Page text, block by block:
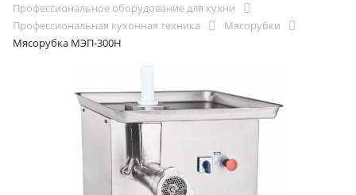
Профессиональное оборудование для кухни
Профессиональная кухонная техника
Мясорубки
Мясорубка МЭП-300Н